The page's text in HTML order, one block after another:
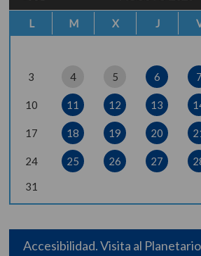
L M X J
3 4 5 6 7
10 11 12 13
17 18 19 20
24 25 26 27
31
Accesibilidad. Visita al Planetario